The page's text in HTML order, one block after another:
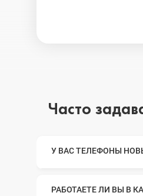
Часто
У ВАС ТЕЛЕФОНЫ
РАБОТАЕТЕ ЛИ ВЫ В